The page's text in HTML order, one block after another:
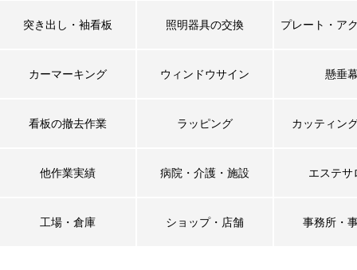
突き出し・袖看板 照明器具の交換 プレート・ア
カーマーキング ウィンドウサイン 懸垂
看板の撤去作業 ラッピング カッティン
他作業実績 病院・介護・施設 エステサ
工場・倉庫 ショップ・店舗 事務所・